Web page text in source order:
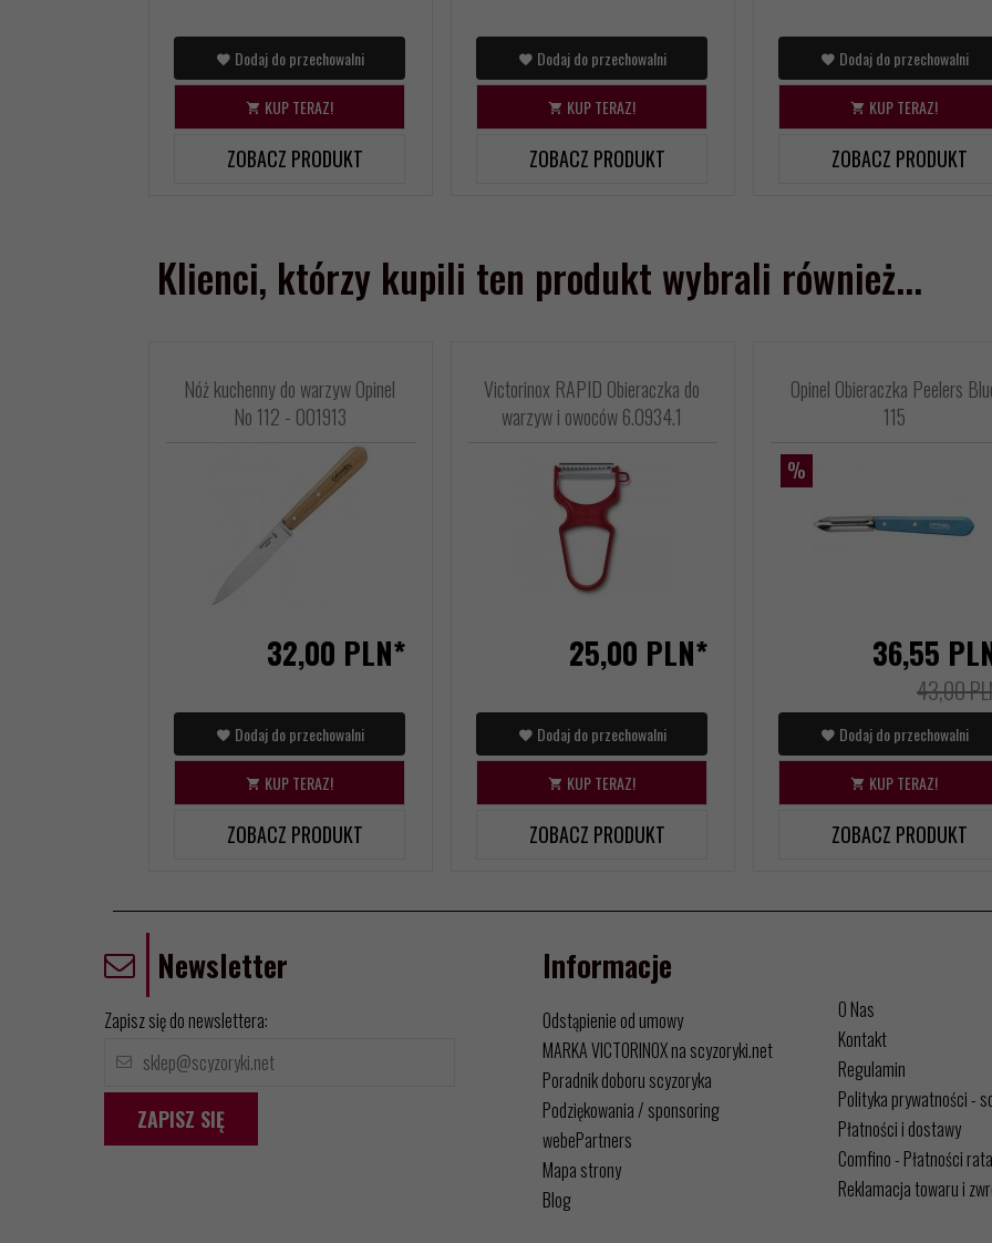
Dodaj do przechowalni
KUP TERAZ!
ZOBACZ PRODUKT
Dodaj do przechowalni
KUP TERAZ!
ZOBACZ PRODUKT
Dodaj do przechowalni
KUP TERAZ!
ZOBACZ PRODUKT
Klienci, którzy kupili ten produkt wybrali również...
Nóż kuchenny do warzyw Opinel
No 112 - 001913
32,00 PLN*
Dodaj do przechowalni
KUP TERAZ!
ZOBACZ PRODUKT
Victorinox RAPID Obieraczka do
warzyw i owoców 6.0934.1
25,00 PLN*
Dodaj do przechowalni
KUP TERAZ!
ZOBACZ PRODUKT
Opinel Obieraczka Peelers
115
%
36,55
43,00
Dodaj do przechowalni
KUP TERAZ!
ZOBACZ PRODUKT
Informacje
Odstąpienie od umowy
MARKA VICTORINOX na scyzoryki.net
Poradnik doboru scyzoryka
Podziękowania / sponsoring
webePartners
Mapa strony
Blog
O Nas
Kontakt
Regulamin
Polityka prywatności -
Płatności i dostawy
Comfino - Płatności
Reklamacja towaru i
Newsletter
Zapisz się do newslettera:
ZAPISZ SIĘ